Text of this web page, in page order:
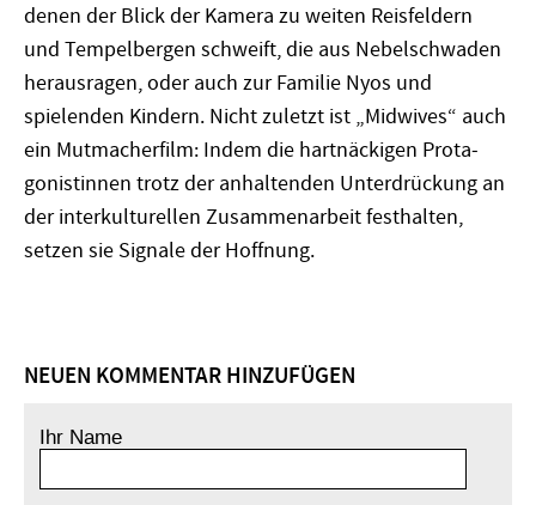
denen der Blick der Kamera zu weiten Reisfeldern
und Tempelbergen schweift, die aus Nebelschwaden
herausragen, oder auch zur Familie Nyos und
spielenden Kindern. Nicht zuletzt ist „Midwives“ auch
ein Mutmacherfilm: Indem die hartnäckigen Pro­ta­
gonistinnen trotz der anhaltenden Unterdrückung an
der interkulturellen Zusammenarbeit festhalten,
setzen sie Signale der Hoffnung.
NEUEN KOMMENTAR HINZUFÜGEN
Ihr Name